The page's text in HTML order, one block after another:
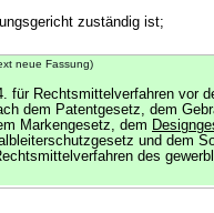
zuständig ist;
neue Fassung)
für Rechtsmittelverfahren vor
dem Patentgesetz, dem
Markengesetz, dem
und dem
des